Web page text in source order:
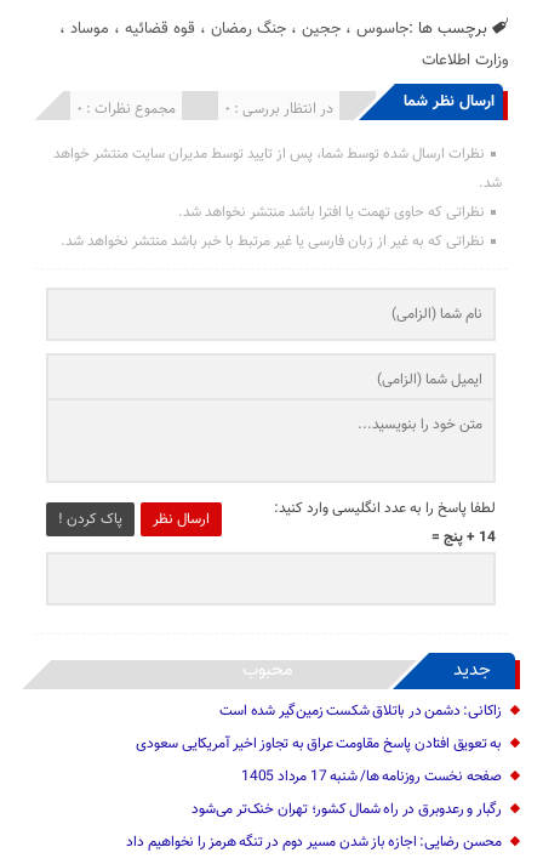
برچسب ها :جاسوس ،ججین ،جنگ رمضان ، قوه قضائیه ، موساد ،
وزارت اطلاعات
ارسال نظر شما مجموع نظرات : 0 در انتظار بررسی : 0 انتشار یافته : 0
نظرات ارسال شده توسط شما، پس از تایید توسط مدیران سایت منتشر خواهد
شد.
نظراتی که حاوی تهمت یا افترا باشد منتشر نخواهد شد.
نظراتی که به غیر از زبان فارسی یا غیر مرتبط با خبر باشد منتشر نخواهد شد.
ارسال نظر پاک کردن !
لطفا پاسخ را به عدد انگلیسی وارد کنید:
14 + پنج =
جدید محبوب
زاکانی: دشمن در باتلاق شکست زمین‌گیر شده است
به تعویق افتادن پاسخ مقاومت عراق به تجاوز اخیر آمریکایی سعودی
صفحه نخست روزنامه ها/ شنبه 17 مرداد 1405
رگبار و رعدوبرق در راه شمال کشور؛ تهران خنک‌تر می‌شود
محسن رضایی: اجازه باز شدن مسیر دوم در تنگه هرمز را نخواهیم داد